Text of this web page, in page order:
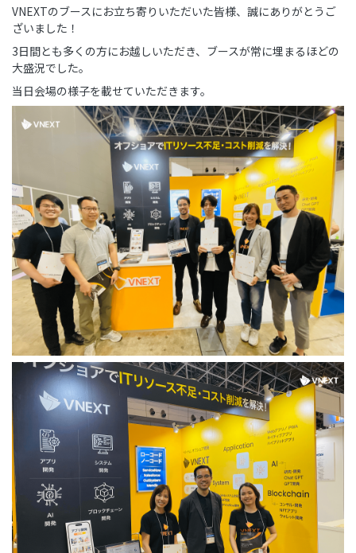
VNEXTのブースにお立ち寄りいただいた皆様、誠にありがとうご
ざいました！
3日間とも多くの方にお越しいただき、ブースが常に埋まるほどの
大盛況でした。
当日会場の様子を載せていただきます。